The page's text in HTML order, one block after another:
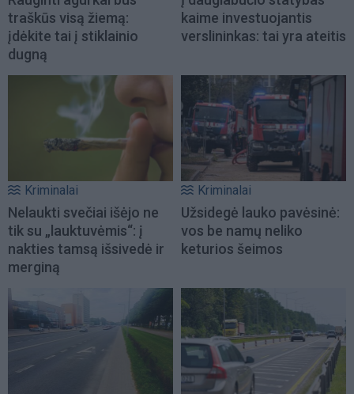
traškūs visą žiemą:
įdėkite tai į stiklainio
dugną
kaime investuojantis
verslininkas: tai yra ateitis
Kriminalai
Nelaukti svečiai išėjo ne
tik su „lauktuvėmis“: į
nakties tamsą išsivedė ir
merginą
Kriminalai
Užsidegė lauko pavėsinė:
vos be namų neliko
keturios šeimos